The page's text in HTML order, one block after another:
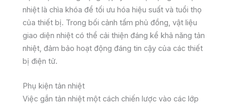
nhiệt là chìa khóa để tối ưu hóa hiệu suất và tuổi thọ
của thiết bị. Trong bối cảnh tấm phủ đồng, vật liệu
giao diện nhiệt có thể cải thiện đáng kể khả năng tản
nhiệt, đảm bảo hoạt động đáng tin cậy của các thiết
bị điện tử.
Phụ kiện tản nhiệt
Việc gắn tản nhiệt một cách chiến lược vào các lớp